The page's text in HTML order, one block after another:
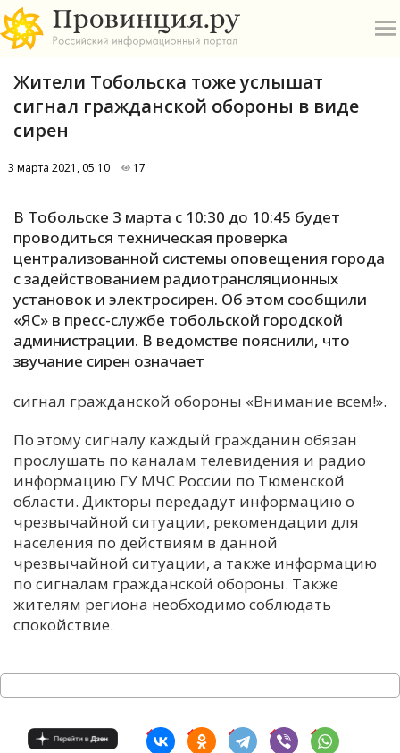
А
Б
В
И
К
М
Н
П
Т
У
Жители Тобольска тоже услышат
сигнал гражданской обороны в виде
сирен
3 марта 2021, 05:10 17
В Тобольске 3 марта с 10:30 до 10:45 будет
проводиться техническая проверка
централизованной системы оповещения города
с задействованием радиотрансляционных
установок и электросирен. Об этом сообщили
«ЯС» в пресс-службе тобольской городской
администрации. В ведомстве пояснили, что
звучание сирен означает
сигнал гражданской обороны «Внимание всем!».
По этому сигналу каждый гражданин обязан
прослушать по каналам телевидения и радио
информацию ГУ МЧС России по Тюменской
области. Дикторы передадут информацию о
чрезвычайной ситуации, рекомендации для
населения по действиям в данной
чрезвычайной ситуации, а также информацию
по сигналам гражданской обороны. Также
жителям региона необходимо соблюдать
спокойствие.